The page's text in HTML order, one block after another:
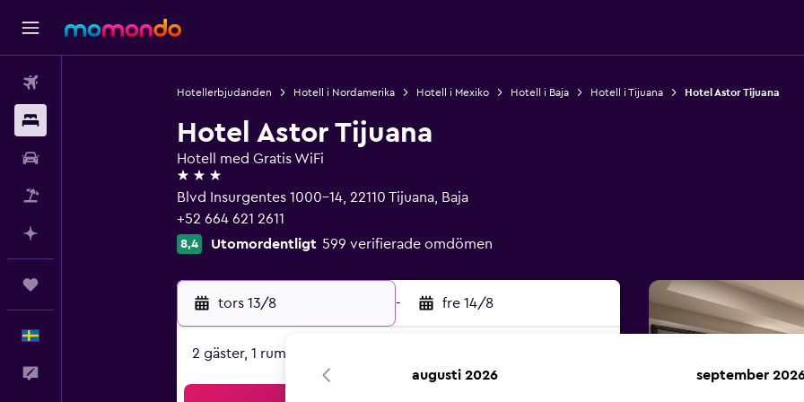
Hotellerbjudanden Hotell i Nordamerika Hotell i Mexiko Hotell i Baja Hotell i Tijuana Hotel Astor Tijuana
Hotel Astor Tijuana
Hotell med Gratis WiFi
3 stjärnor
Blvd Insurgentes 1000-14, 22110 Tijuana, Baja
+52 664 621 2611
8,4 Utomordentligt 599 verifierade omdömen
tors 13/8 - fre 14/8
2 gäster, 1 rum
augusti 2026 september